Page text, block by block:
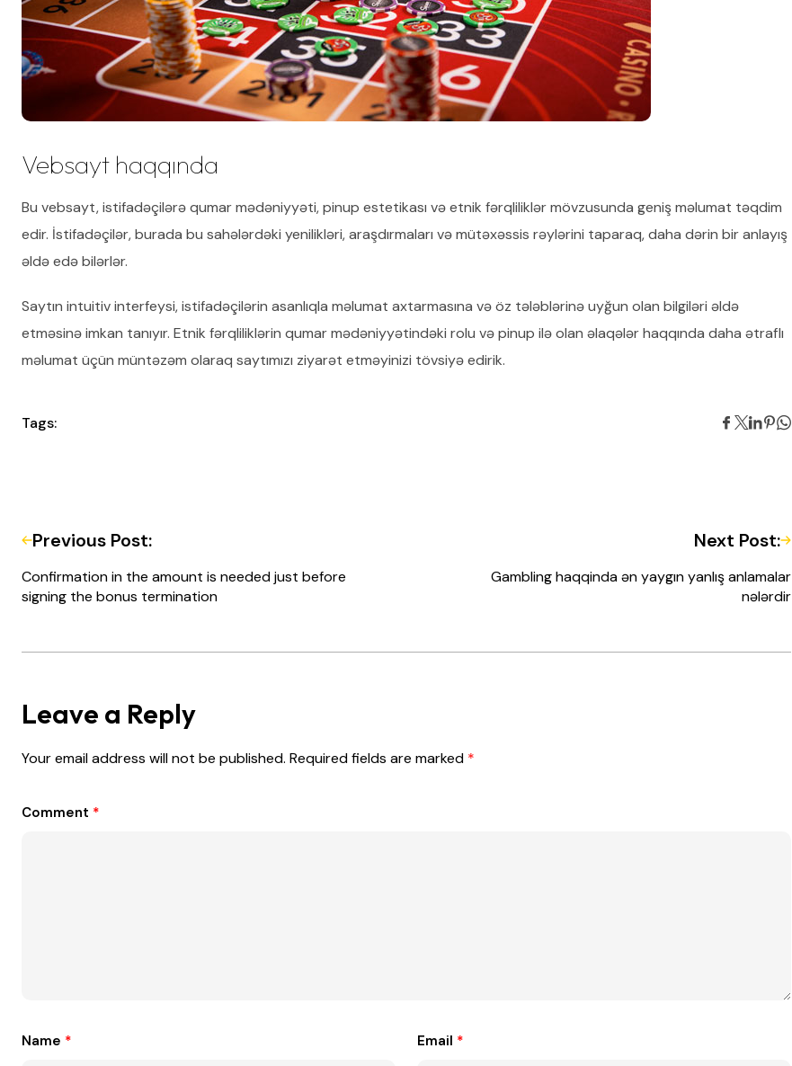
Vebsayt haqqında
Bu vebsayt, istifadəçilərə qumar mədəniyyəti, pinup estetikası və etnik fərqliliklər mövzusunda geniş məlumat təqdim
edir. İstifadəçilər, burada bu sahələrdəki yenilikləri, araşdırmaları və mütəxəssis rəylərini taparaq, daha dərin bir anlayış
əldə edə bilərlər.
Saytın intuitiv interfeysi, istifadəçilərin asanlıqla məlumat axtarmasına və öz tələblərinə uyğun olan bilgiləri əldə
etməsinə imkan tanıyır. Etnik fərqliliklərin qumar mədəniyyətindəki rolu və pinup ilə olan əlaqələr haqqında daha ətraflı
məlumat üçün müntəzəm olaraq saytımızı ziyarət etməyinizi tövsiyə edirik.
Tags:
Previous Post:
Confirmation in the amount is needed just before
signing the bonus termination
Next Post:
Gambling haqqinda ən yaygın yanlış anlamalar
nələrdir
Leave a Reply
Your email address will not be published. Required fields are marked *
Comment *
Name * Email *